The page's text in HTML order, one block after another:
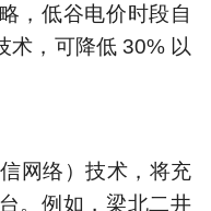
，低谷电价时段自
术，可降低 30% 以
网络）技术，将充
。例如，梁北二井